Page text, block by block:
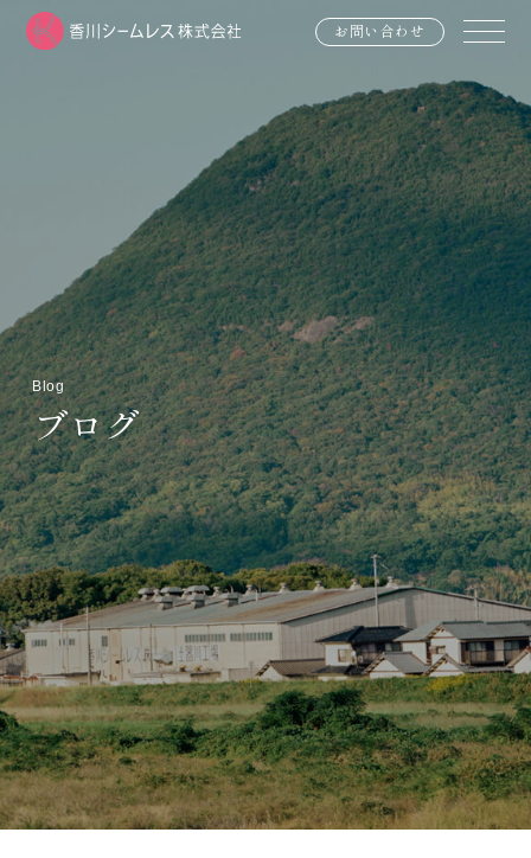
お問い合わせ
Blog
ブログ